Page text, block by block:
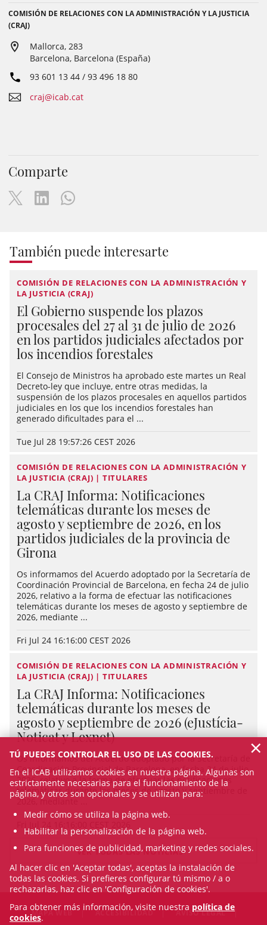
COMISIÓN DE RELACIONES CON LA ADMINISTRACIÓN Y LA JUSTICIA
(CRAJ)
Mallorca, 283
Barcelona, Barcelona (España)
93 601 13 44 / 93 496 18 80
craj@icab.cat
Comparte
También puede interesarte
COMISIÓN DE RELACIONES CON LA ADMINISTRACIÓN Y
LA JUSTICIA (CRAJ)
El Gobierno suspende los plazos
procesales del 27 al 31 de julio de 2026
en los partidos judiciales afectados por
los incendios forestales
El Consejo de Ministros ha aprobado este martes un Real
Decreto-ley que incluye, entre otras medidas, la
suspensión de los plazos procesales en aquellos partidos
judiciales en los que los incendios forestales han
generado dificultades para el ...
Tue Jul 28 19:57:26 CEST 2026
COMISIÓN DE RELACIONES CON LA ADMINISTRACIÓN Y
LA JUSTICIA (CRAJ) | TITULARES
La CRAJ Informa: Notificaciones
telemáticas durante los meses de
agosto y septiembre de 2026, en los
partidos judiciales de la provincia de
Girona
Os informamos del Acuerdo adoptado por la Secretaría de
Coordinación Provincial de Barcelona, en fecha 24 de julio
2026, relativo a la forma de efectuar las notificaciones
telemáticas durante los meses de agosto y septiembre de
2026, mediante ...
Fri Jul 24 16:16:00 CEST 2026
COMISIÓN DE RELACIONES CON LA ADMINISTRACIÓN Y
LA JUSTICIA (CRAJ) | TITULARES
La CRAJ Informa: Notificaciones
telemáticas durante los meses de
agosto y septiembre de 2026 (eJustícia-
Noticat y Lexnet)
Os informamos del Acuerdo adoptado por la Secretaría de
Coordinación Provincial de Barcelona, en fecha 24 de julio
2026, relativo a la forma de efectuar las notificaciones
telemáticas durante los meses de agosto y septiembre de
2026, mediante ...
VER TODAS LAS NOTICIAS
MAPA WEB ACCESIBILIDAD AVISO LEGAL
TÚ PUEDES CONTROLAR EL USO DE LAS COOKIES.
En el ICAB utilizamos cookies en nuestra página. Algunas son
estrictamente necesarias para el funcionamiento de la
página, y otros son opcionales y se utilizan para:
Medir cómo se utiliza la página web.
Habilitar la personalización de la página web.
Para funciones de publicidad, marketing y redes sociales.
Al hacer clic en 'Aceptar todas', aceptas la instalación de
todas las cookies. Si prefieres configurar tú mismo / a o
rechazarlas, haz clic en 'Configuración de cookies'.
Para obtener más información, visite nuestra política de
cookies.
×